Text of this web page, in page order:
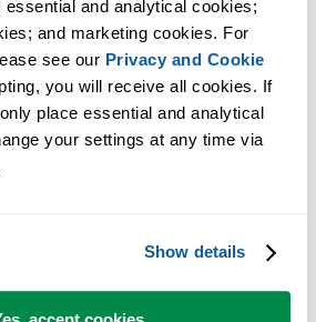
and analytical cookies;
and marketing cookies. For
see our Privacy and Cookie
you will receive all cookies. If
place essential and analytical
your settings at any time via
Show details